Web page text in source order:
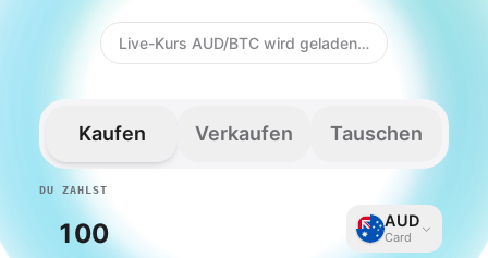
Live-Kurs AUD/BTC wird geladen…
Kaufen Verkaufen Tauschen
DU ZAHLST
AUD
Card